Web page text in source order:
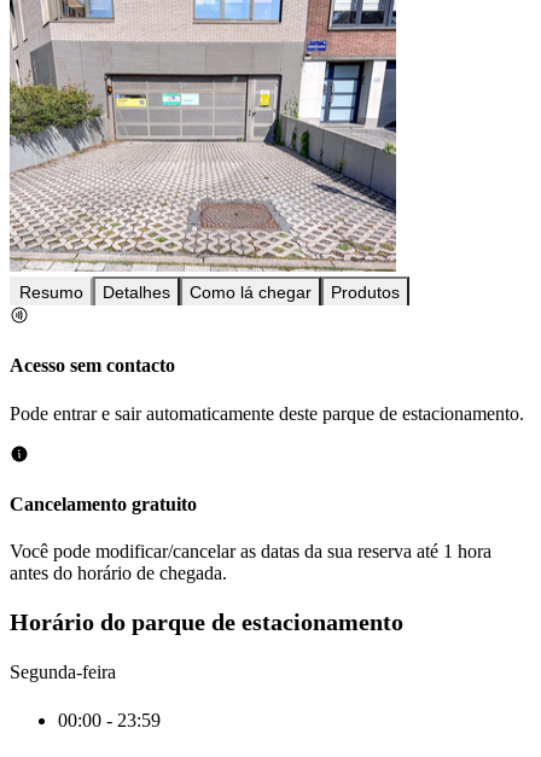
Resumo Detalhes Como lá chegar Produtos
Acesso sem contacto
Pode entrar e sair automaticamente deste parque de estacionamento.
Cancelamento gratuito
Você pode modificar/cancelar as datas da sua reserva até 1 hora
antes do horário de chegada.
Horário do parque de estacionamento
Segunda-feira
00:00 - 23:59